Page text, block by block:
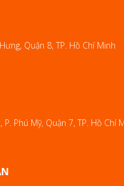
Quận 8, TP. Hồ Chí Minh
Phú Mỹ, Quận 7, TP. Hồ Chí